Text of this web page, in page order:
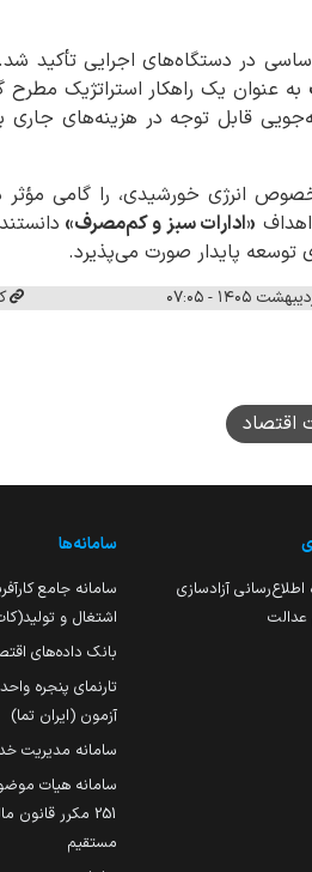
در دستگاه‌های اجرایی تأکید
به عنوان یک راهکار استراتژیک مطرح
قابل توجه در هزینه‌های جاری
خصوص انرژی خورشیدی، را گامی
«ادارات سبز و کم‌مصرف»
پایدار صورت می‌پذیرد.
اقتصاد
اطلاع‌رسانی آزادسازی
عدالت
سامانه‌ها
سامانه جامع
اشتغال و
بانک داده‌های
تارنمای پنجره
آزمون (ایران تما)
سامانه مدیریت
سامانه هیات
251 مکرر قانون
مستقیم